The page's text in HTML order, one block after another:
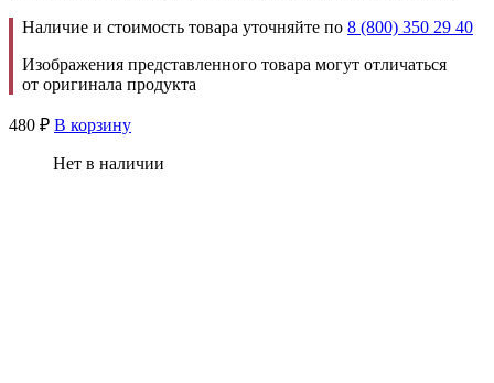
Наличие и стоимость товара уточняйте по 8 (800) 350 29 40
Изображения представленного товара могут отличаться
от оригинала продукта
480 ₽ В корзину
Нет в наличии